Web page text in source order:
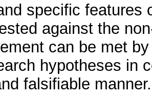
specific features
against the
can be met
hypotheses in
falsifiable